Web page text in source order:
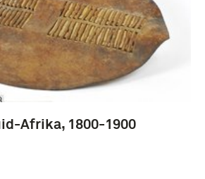
(20)
(5)
Afrika, 1800-1900